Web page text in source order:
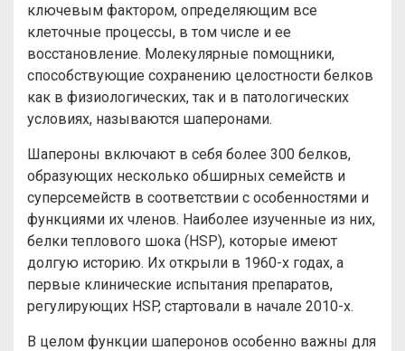
ключевым фактором, определяющим все
клеточные процессы, в том числе и ее
восстановление. Молекулярные помощники,
способствующие сохранению целостности белков
как в физиологических, так и в патологических
условиях, называются шаперонами.
Шапероны включают в себя более 300 белков,
образующих несколько обширных семейств и
суперсемейств в соответствии с особенностями и
функциями их членов. Наиболее изученные из них,
белки теплового шока (HSP), которые имеют
долгую историю. Их открыли в 1960-х годах, а
первые клинические испытания препаратов,
регулирующих HSP, стартовали в начале 2010-х.
В целом функции шаперонов особенно важны для